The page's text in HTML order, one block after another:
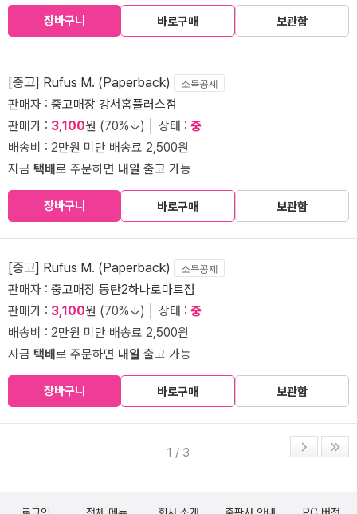
장바구니 바로구매 보관함
[중고] Rufus M. (Paperback) 소득공제
판매자 : 중고매장 강서홈플러스점
판매가 : 3,100원 (70%↓) │ 상태 : 중
배송비 : 2만원 미만 배송료 2,500원
지금 택배로 주문하면 내일 출고 가능
장바구니 바로구매 보관함
[중고] Rufus M. (Paperback) 소득공제
판매자 : 중고매장 동탄2하나로마트점
판매가 : 3,100원 (70%↓) │ 상태 : 중
배송비 : 2만원 미만 배송료 2,500원
지금 택배로 주문하면 내일 출고 가능
장바구니 바로구매 보관함
1 / 3